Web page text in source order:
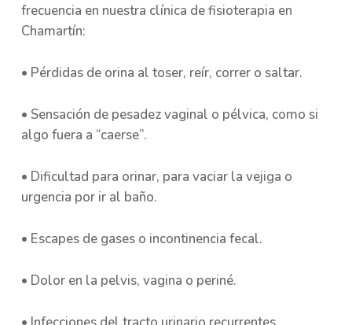
frecuencia en nuestra clínica de fisioterapia en
Chamartín:
• Pérdidas de orina al toser, reír, correr o saltar.
• Sensación de pesadez vaginal o pélvica, como si
algo fuera a “caerse”.
• Dificultad para orinar, para vaciar la vejiga o
urgencia por ir al baño.
• Escapes de gases o incontinencia fecal.
• Dolor en la pelvis, vagina o periné.